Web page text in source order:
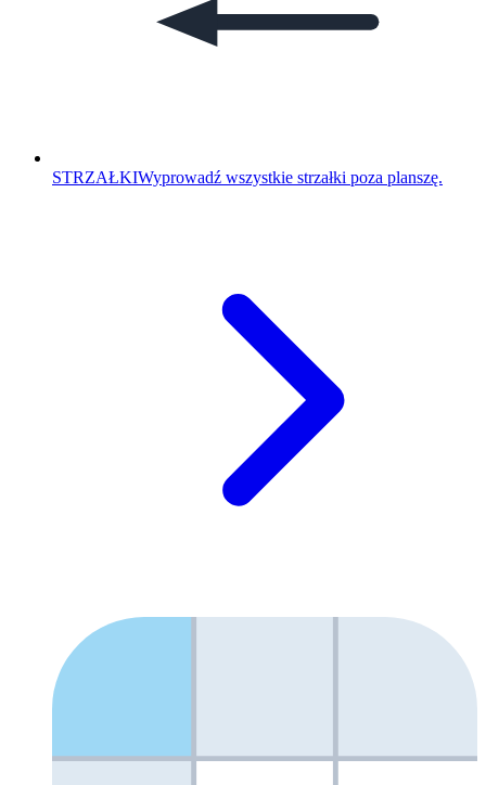
STRZAŁKIWyprowadź wszystkie strzałki poza planszę.